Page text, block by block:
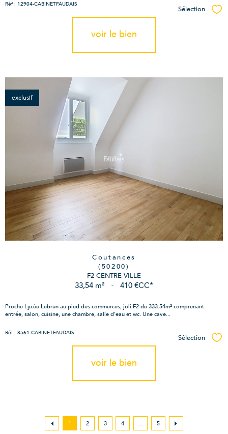
Réf : 12904-CABINETFAUDAIS
Sélection
voir le bien
exclusif
Coutances
(50200)
F2 CENTRE-VILLE
33,54 m² - 410 €CC*
Proche Lycée Lebrun au pied des commerces, joli F2 de 333.54m² comprenant:
entrée, salon, cuisine, une chambre, salle d'eau et wc. Une cave...
Réf : 8561-CABINETFAUDAIS
Sélection
voir le bien
1 2 3 4 ... 5